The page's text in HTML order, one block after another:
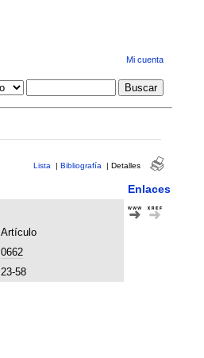
Mi cuenta
Lista | Bibliografía | Detalles
Enlaces
Artículo
0662
23-58